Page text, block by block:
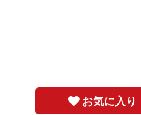
お気に入り